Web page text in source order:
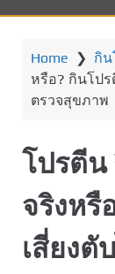
n
Home ❯ กิ
หรือ? กินโปร
ตรวจสุขภาพ
โปรตีน
จริงหรื
เสี่ยงตั